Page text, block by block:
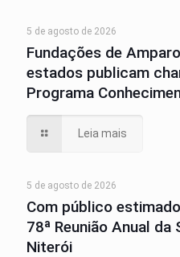
5 de agosto de 2026
Fundações de
estados publicam
Programa
Leia mais
5 de agosto de 2026
Com público
78ª Reunião Anual da
Niterói